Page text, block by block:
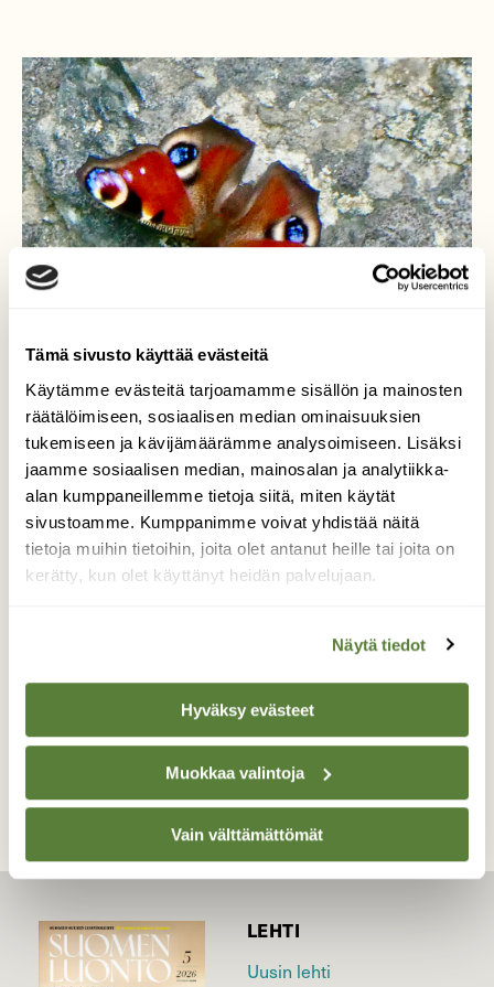
Tämä sivusto käyttää evästeitä
Käytämme evästeitä tarjoamamme sisällön ja mainosten
räätälöimiseen, sosiaalisen median ominaisuuksien
tukemiseen ja kävijämäärämme analysoimiseen. Lisäksi
jaamme sosiaalisen median, mainosalan ja analytiikka-
alan kumppaneillemme tietoja siitä, miten käytät
sivustoamme. Kumppanimme voivat yhdistää näitä
tietoja muihin tietoihin, joita olet antanut heille tai joita on
kerätty, kun olet käyttänyt heidän palvelujaan.
Näytä tiedot
Hyväksy evästeet
Muokkaa valintoja
Vain välttämättömät
Neitoperhonen
Neitoperhonen löysi kiven seinämältä hyvän
oleskelupaikan.
TAKAISIN LISTAAN
LEHTI
Uusin lehti